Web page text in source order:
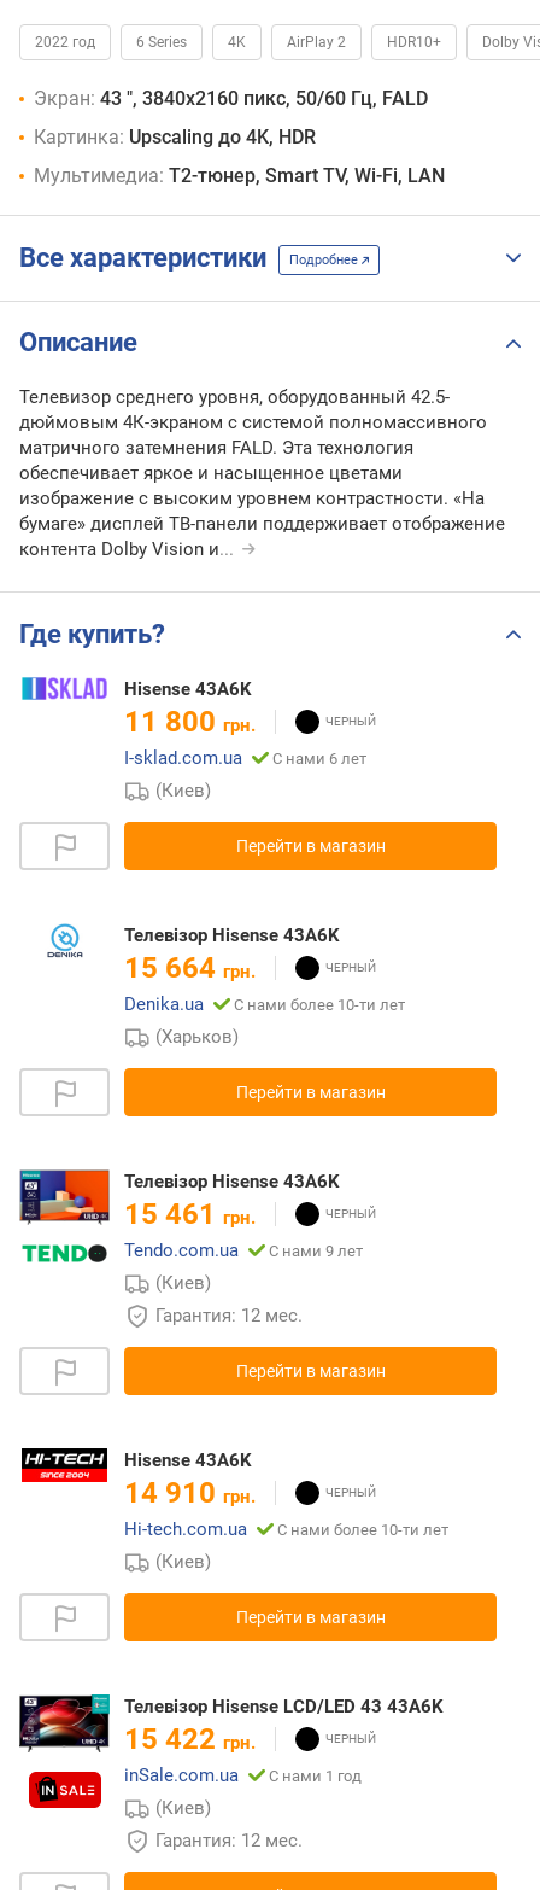
2022 год 6 Series 4K AirPlay 2 HDR10+ Dolby
Экран: 43 ", 3840x2160 пикс, 50/60 Гц, FALD
Картинка: Upscaling до 4K, HDR
Мультимедиа: T2-тюнер, Smart TV, Wi-Fi, LAN
Все характеристики Подробнее
Описание
Телевизор среднего уровня, оборудованный 42.5-
дюймовым 4К-экраном с системой полномассивного
матричного затемнения FALD. Эта технология
обеспечивает яркое и насыщенное цветами
изображение с высоким уровнем контрастности. «На
бумаге» дисплей ТВ-панели поддерживает отображение
контента Dolby Vision и...
Где купить?
Hisense 43A6K
11 800 грн.
I-sklad.com.ua
С нами 6 лет
(Киев)
Перейти в магазин
Телевізор Hisense 43A6K
15 664 грн.
Denika.ua
С нами более 10-ти лет
(Харьков)
Перейти в магазин
Телевізор Hisense 43A6K
15 461 грн.
Tendo.com.ua
С нами 9 лет
(Киев)
Гарантия: 12 мес.
Перейти в магазин
Hisense 43A6K
14 910 грн.
Hi-tech.com.ua
С нами более 10-ти лет
(Киев)
Перейти в магазин
Телевізор Hisense LCD/LED 43 43A6K
15 422 грн.
inSale.com.ua
С нами 1 год
(Киев)
Гарантия: 12 мес.